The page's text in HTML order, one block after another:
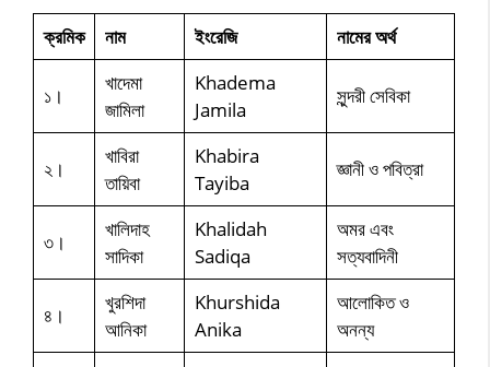
ক্রমিক নাম ইংরেজি নামের অর্থ
১।
খাদেমা
জামিলা
Khadema
Jamila
সুন্দরী সেবিকা
২।
খাবিরা
তায়িবা
Khabira
Tayiba
জ্ঞানী ও পবিত্রা
৩।
খালিদাহ
সাদিকা
Khalidah
Sadiqa
অমর এবং
সত্যবাদিনী
৪।
খুরশিদা
আনিকা
Khurshida
Anika
আলোকিত ও
অনন্য